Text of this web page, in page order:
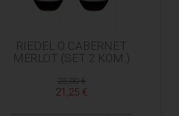
RIEDEL O CABERNET
MERLOT (SET 2 KOM.)
25,00 €
21,25 €